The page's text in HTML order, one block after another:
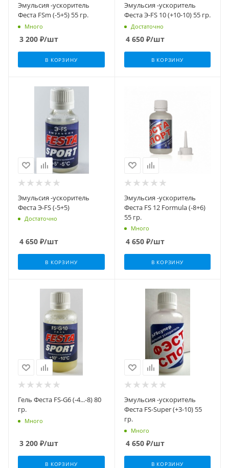
Эмульсия -ускоритель
Феста FSm (-5+5) 55 гр.
Много
3 200 ₽/шт
В КОРЗИНУ
Эмульсия -ускоритель
Феста Э-FS 10 (+10-10) 55 гр.
Достаточно
4 650₽/шт
В КОРЗИНУ
Эмульсия -ускоритель
Феста Э-FS (-5+5)
Достаточно
4 650 ₽/шт
В КОРЗИНУ
Эмульсия -ускоритель
Феста FS 12 Formula (-8+6)
55 гр.
Много
4 650₽/шт
В КОРЗИНУ
Гель Феста FS-G6 (-4...-8) 80
гр.
Много
3 200 ₽/шт
В КОРЗИНУ
Эмульсия -ускоритель
Феста FS-Super (+3-10) 55
гр.
Много
4 650₽/шт
В КОРЗИНУ